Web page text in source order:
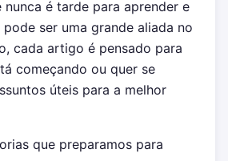
é tarde para aprender e
ser uma grande aliada no
cada artigo é pensado para
começando ou quer se
úteis para a melhor
que preparamos para